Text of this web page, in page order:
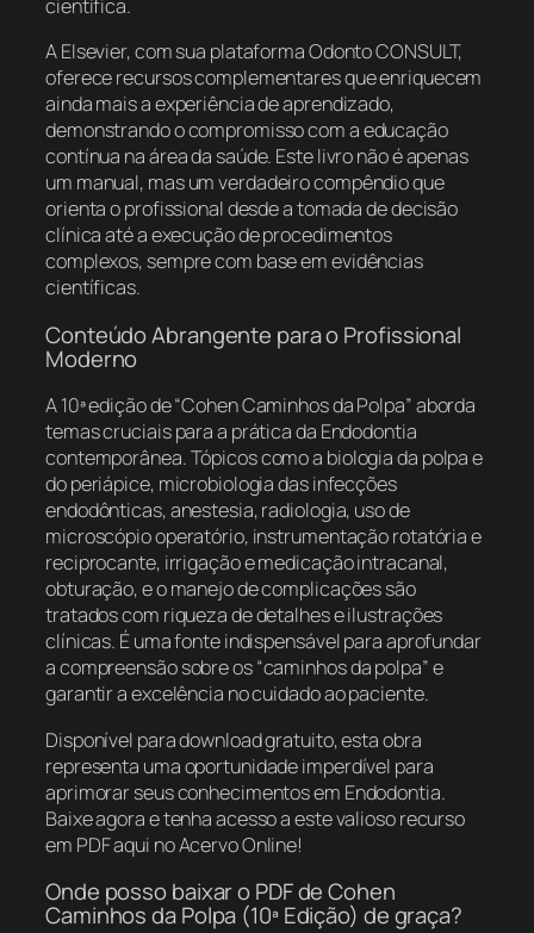
científica.
A Elsevier, com sua plataforma Odonto CONSULT,
oferece recursos complementares que enriquecem
ainda mais a experiência de aprendizado,
demonstrando o compromisso com a educação
contínua na área da saúde. Este livro não é apenas
um manual, mas um verdadeiro compêndio que
orienta o profissional desde a tomada de decisão
clínica até a execução de procedimentos
complexos, sempre com base em evidências
científicas.
Conteúdo Abrangente para o Profissional
Moderno
A 10ª edição de “Cohen Caminhos da Polpa” aborda
temas cruciais para a prática da Endodontia
contemporânea. Tópicos como a biologia da polpa e
do periápice, microbiologia das infecções
endodônticas, anestesia, radiologia, uso de
microscópio operatório, instrumentação rotatória e
reciprocante, irrigação e medicação intracanal,
obturação, e o manejo de complicações são
tratados com riqueza de detalhes e ilustrações
clínicas. É uma fonte indispensável para aprofundar
a compreensão sobre os “caminhos da polpa” e
garantir a excelência no cuidado ao paciente.
Disponível para download gratuito, esta obra
representa uma oportunidade imperdível para
aprimorar seus conhecimentos em Endodontia.
Baixe agora e tenha acesso a este valioso recurso
em PDF aqui no Acervo Online!
Onde posso baixar o PDF de Cohen
Caminhos da Polpa (10ª Edição) de graça?